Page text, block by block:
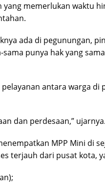
memerlukan waktu
ada di pegunungan,
punya hak yang
antara warga di
dan perdesaan,” ujarnya.
MPP Mini di
terjauh dari pusat kota,